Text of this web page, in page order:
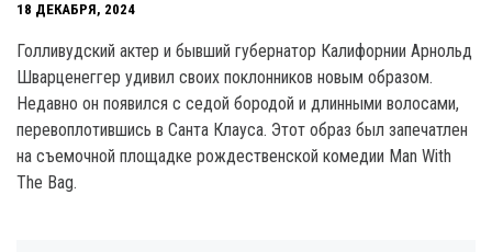
18 ДЕКАБРЯ, 2024
Голливудский актер и бывший губернатор Калифорнии Арнольд
Шварценеггер удивил своих поклонников новым образом.
Недавно он появился с седой бородой и длинными волосами,
перевоплотившись в Санта Клауса. Этот образ был запечатлен
на съемочной площадке рождественской комедии Man With
The Bag.